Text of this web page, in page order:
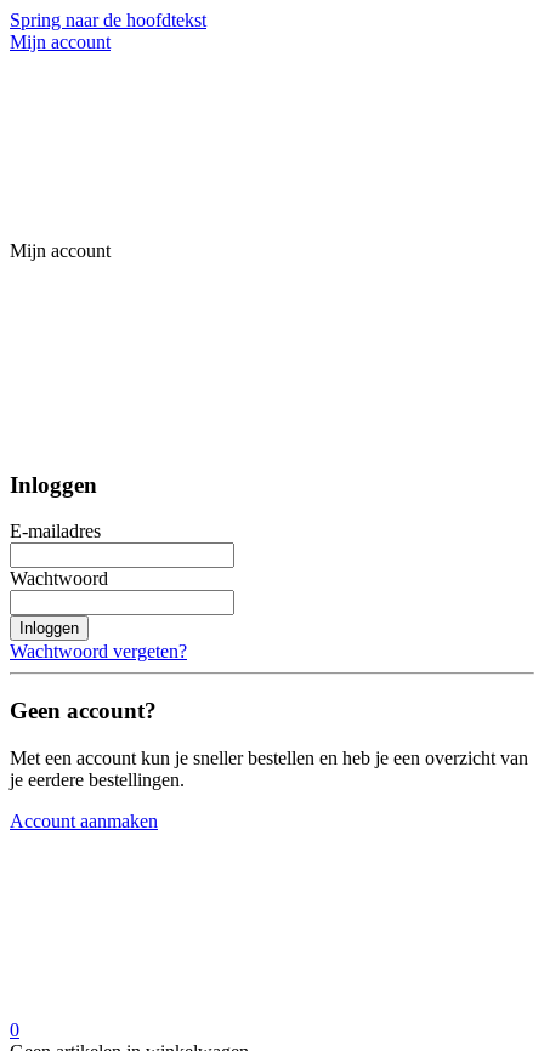
Spring naar de hoofdtekst
Mijn account
Mijn account
Inloggen
E-mailadres
Wachtwoord
Inloggen
Wachtwoord vergeten?
Geen account?
Met een account kun je sneller bestellen en heb je een overzicht van
je eerdere bestellingen.
Account aanmaken
0